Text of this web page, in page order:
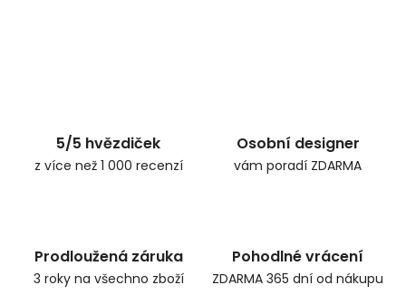
5/5 hvězdiček
z více než 1 000 recenzí
Osobní designer
vám poradí ZDARMA
Prodloužená záruka
3 roky na všechno zboží
Pohodlné vrácení
ZDARMA 365 dní od nákupu